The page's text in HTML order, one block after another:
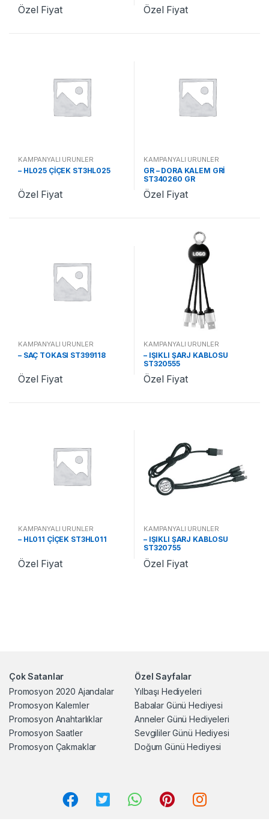
Özel Fiyat Özel Fiyat
KAMPANYALI ÜRÜNLER
– HL025 ÇİÇEK ST3HL025
Özel Fiyat
KAMPANYALI ÜRÜNLER
GR – DORA KALEM GRİ
ST340260 GR
Özel Fiyat
KAMPANYALI ÜRÜNLER
– SAÇ TOKASI ST399118
Özel Fiyat
KAMPANYALI ÜRÜNLER
– IŞIKLI ŞARJ KABLOSU
ST320555
Özel Fiyat
KAMPANYALI ÜRÜNLER
– HL011 ÇİÇEK ST3HL011
Özel Fiyat
KAMPANYALI ÜRÜNLER
– IŞIKLI ŞARJ KABLOSU
ST320755
Özel Fiyat
Çok Satanlar
Promosyon 2020 Ajandalar
Promosyon Kalemler
Promosyon Anahtarlıklar
Promosyon Saatler
Promosyon Çakmaklar
Özel Sayfalar
Yılbaşı Hediyeleri
Babalar Günü Hediyesi
Anneler Günü Hediyeleri
Sevgililer Günü Hediyesi
Doğum Günü Hediyesi